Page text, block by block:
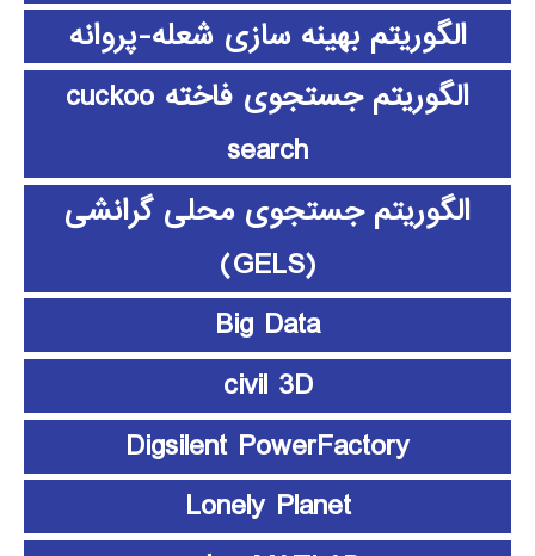
الگوریتم بهینه سازی شعله-پروانه
الگوریتم جستجوی فاخته cuckoo
search
الگوریتم جستجوی محلی گرانشی
(GELS)
Big Data
civil 3D
Digsilent PowerFactory
Lonely Planet